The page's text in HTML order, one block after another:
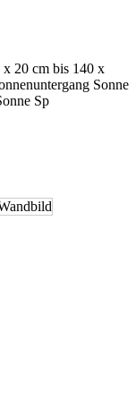
20 cm bis 140 x
Sonne
Sp